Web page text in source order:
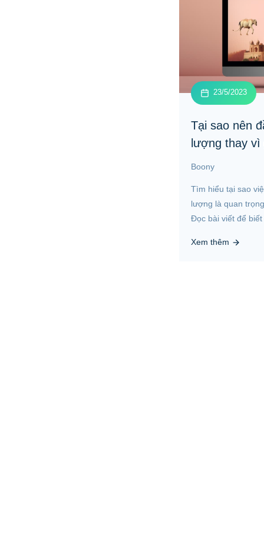
23/5/2023
Tại sao nên
lượng thay vì
Boony
Tìm hiểu tại sao
lượng là quan
Đọc bài viết để biết
Xem thêm